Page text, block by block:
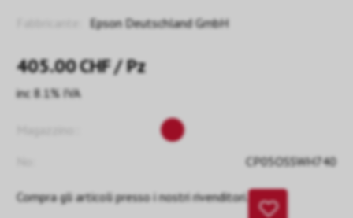
Epson Deutschland GmbH
405.00CHF/ Pz
inc 8.1% IVA
CP05OSSWH740
Compra gli articoli presso i nostri rivenditori.